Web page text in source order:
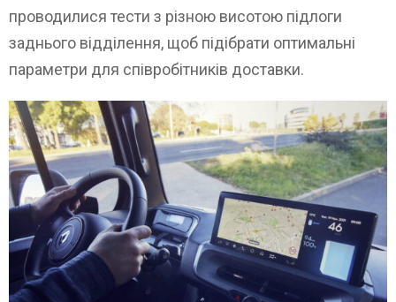
проводилися тести з різною висотою підлоги
заднього відділення, щоб підібрати оптимальні
параметри для співробітників доставки.